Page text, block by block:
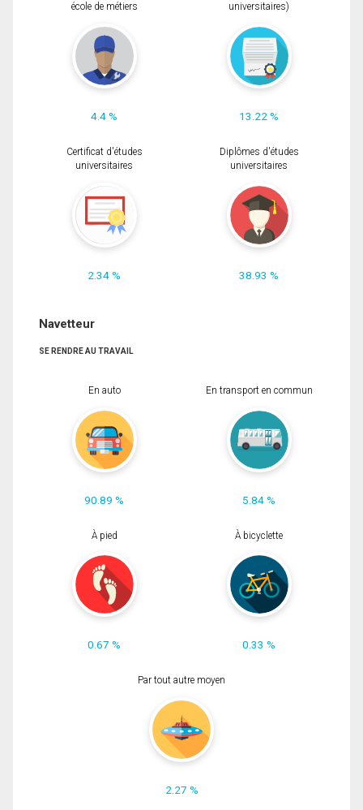
école de métiers
4.4 %
universitaires)
13.22 %
Certificat d'études
universitaires
2.34 %
Diplômes d'études
universitaires
38.93 %
Navetteur
SE RENDRE AU TRAVAIL
En auto
90.89 %
En transport en commun
5.84 %
À pied
0.67 %
À bicyclette
0.33 %
Par tout autre moyen
2.27 %